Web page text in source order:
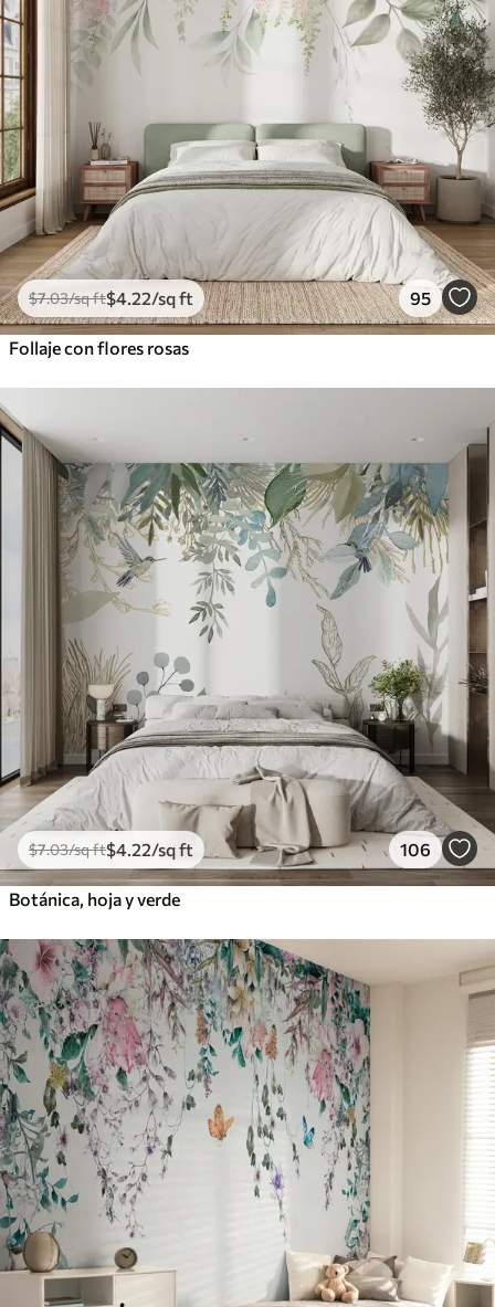
$7.03/sq ft$4 .22/sq ft 95
Follaje con flores rosas
$7.03/sq ft$4 .22/sq ft 106
Botánica, hoja y verde